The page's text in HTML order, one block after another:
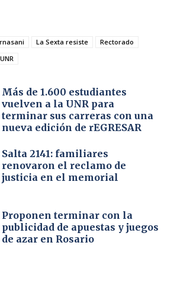
La Sexta resiste
Rectorado
UNR
Más de 1.600 estudiantes
vuelven a la UNR para
terminar sus carreras con una
nueva edición de rEGRESAR
Salta 2141: familiares
renovaron el reclamo de
justicia en el memorial
Proponen terminar con la
publicidad de apuestas y juegos
de azar en Rosario